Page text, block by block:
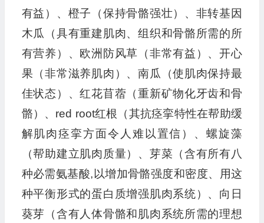
有益）、橙子（保持骨骼强壮）、非转基因
木瓜（具有重建肌肉、组织和骨骼所需的所
有营养）、欧洲防风草（非常有益）、开心
果（非常滋养肌肉）、南瓜（使肌肉保持最
佳状态）、红花苜蓿（重新矿物化牙齿和骨
骼）、red root红根（其抗痉挛特性在帮助缓
解肌肉痉挛方面令人难以置信）、螺旋藻
（帮助建立肌肉质量）、芽菜（含有所有八
种必需氨基酸,以增加骨骼强度和密度、用这
种平衡形式的蛋白质增强肌肉系统）、向日
葵芽（含有人体骨骼和肌肉系统所需的理想